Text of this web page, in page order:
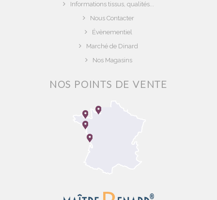
Informations tissus, qualités...
Nous Contacter
Évènementiel
Marché de Dinard
Nos Magasins
NOS POINTS DE VENTE